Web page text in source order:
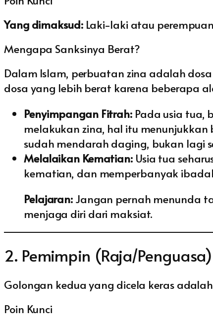
Yang dimaksud:Laki-laki atau
Mengapa Sanksinya Berat?
Dalam Islam, perbuatan zina adalah
dosa yang lebih berat karena beberapa
Penyimpangan Fitrah: Pada usia tua,
melakukan zina, hal itu
sudah mendarah daging, bukan lagi
Melalaikan Kematian: Usia tua
kematian, dan memperbanyak
Pelajaran: Jangan pernah menunda
menjaga diri dari maksiat.
2. Pemimpin (Raja/
Golongan kedua yang dicela keras
Poin Kunci